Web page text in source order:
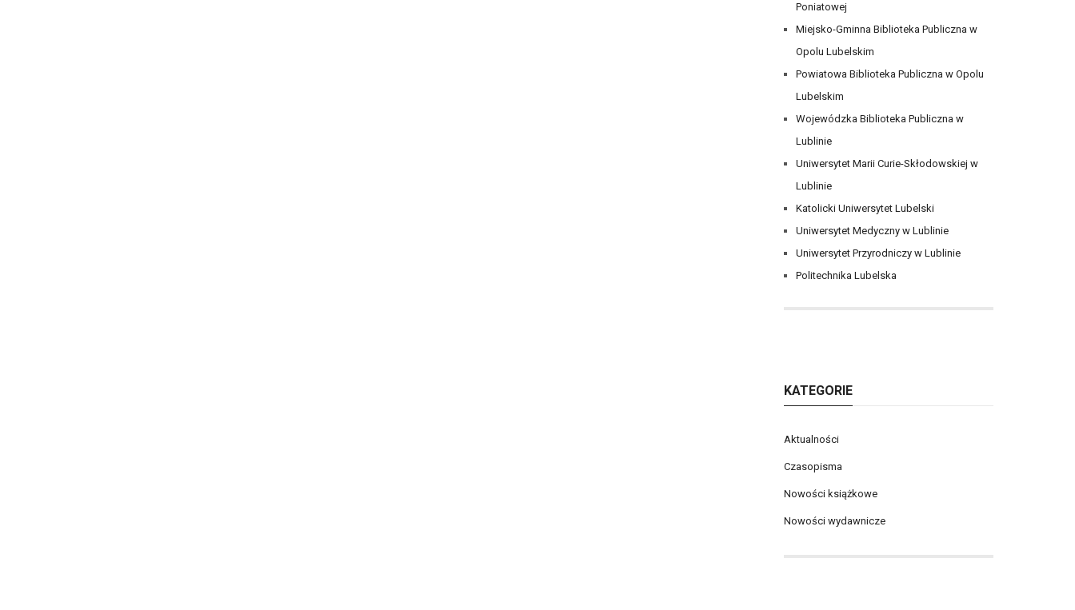
Poniatowej
Miejsko-Gminna Biblioteka Publiczna w
Opolu Lubelskim
Powiatowa Biblioteka Publiczna w Opolu
Lubelskim
Wojewódzka Biblioteka Publiczna w
Lublinie
Uniwersytet Marii Curie-Skłodowskiej w
Lublinie
Katolicki Uniwersytet Lubelski
Uniwersytet Medyczny w Lublinie
Uniwersytet Przyrodniczy w Lublinie
Politechnika Lubelska
KATEGORIE
Aktualności
Czasopisma
Nowości książkowe
Nowości wydawnicze